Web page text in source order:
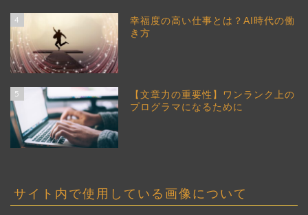
4
幸福度の高い仕事とは？AI時代の働
き方
5
【文章力の重要性】ワンランク上の
プログラマになるために
サイト内で使用している画像について